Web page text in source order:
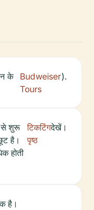
के
Budweiser
Tours
).
से शुरू
है।
होती
टिकटिंग
पृष्ठ
देखें।
है।